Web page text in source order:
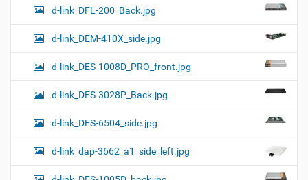
d-link_DFL-200_Back.jpg
d-link_DEM-410X_side.jpg
d-link_DES-1008D_PRO_front.jpg
d-link_DES-3028P_Back.jpg
d-link_DES-6504_side.jpg
d-link_dap-3662_a1_side_left.jpg